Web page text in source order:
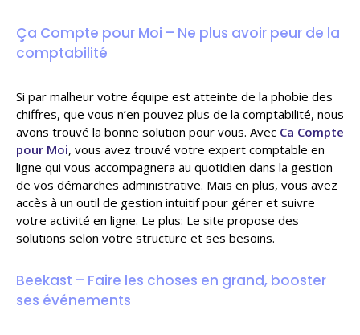
Ça Compte pour Moi – Ne plus avoir peur de la
comptabilité
Si par malheur votre équipe est atteinte de la phobie des
chiffres, que vous n’en pouvez plus de la comptabilité, nous
avons trouvé la bonne solution pour vous. Avec Ca Compte
pour Moi, vous avez trouvé votre expert comptable en
ligne qui vous accompagnera au quotidien dans la gestion
de vos démarches administrative. Mais en plus, vous avez
accès à un outil de gestion intuitif pour gérer et suivre
votre activité en ligne. Le plus: Le site propose des
solutions selon votre structure et ses besoins.
Beekast – Faire les choses en grand, booster
ses événements